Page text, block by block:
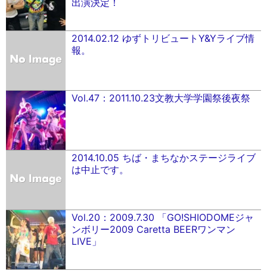
出演決定！
2014.02.12 ゆずトリビュートY&Yライブ情
報。
Vol.47：2011.10.23文教大学学園祭後夜祭
2014.10.05 ちば・まちなかステージライブ
は中止です。
Vol.20：2009.7.30 「GO!SHIODOMEジャ
ンボリー2009 Caretta BEERワンマン
LIVE」